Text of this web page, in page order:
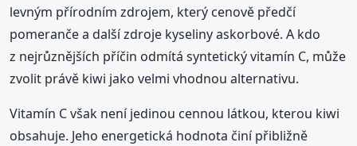
levným přírodním zdrojem, který cenově předčí
pomeranče a další zdroje kyseliny askorbové. A kdo
z nejrůznějších příčin odmítá syntetický vitamín C, může
zvolit právě kiwi jako velmi vhodnou alternativu.
Vitamín C však není jedinou cennou látkou, kterou kiwi
obsahuje. Jeho energetická hodnota činí přibližně